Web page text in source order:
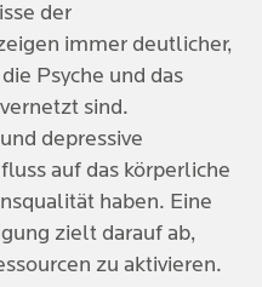
der
immer deutlicher,
Psyche und das
sind.
depressive
auf das körperliche
haben. Eine
zielt darauf ab,
zu aktivieren.